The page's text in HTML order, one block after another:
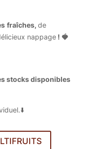
fraîches, de
nappage! 🍓
stocks disponibles